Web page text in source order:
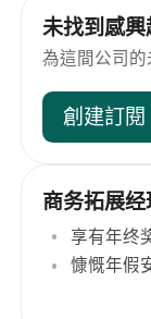
未找到感興
為這間公司
創建訂閱
商务拓展
享有年终
慷慨年假